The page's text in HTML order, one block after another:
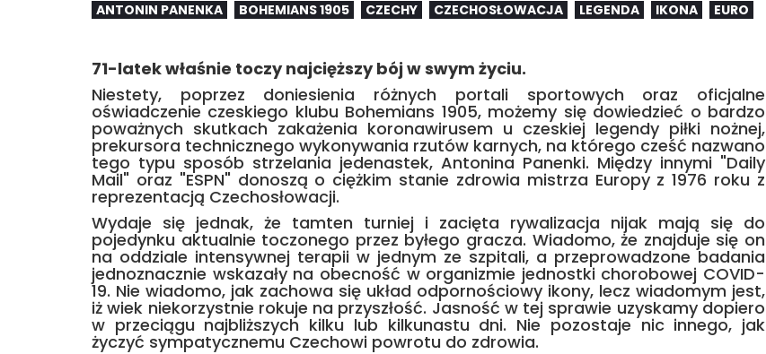
ANTONIN PANENKA BOHEMIANS 1905 CZECHY CZECHOSŁOWACJA LEGENDA IKONA EURO
71-latek właśnie toczy najcięższy bój w swym życiu.
Niestety, poprzez doniesienia różnych portali sportowych oraz oficjalne
oświadczenie czeskiego klubu Bohemians 1905, możemy się dowiedzieć o bardzo
poważnych skutkach zakażenia koronawirusem u czeskiej legendy piłki nożnej,
prekursora technicznego wykonywania rzutów karnych, na którego cześć nazwano
tego typu sposób strzelania jedenastek, Antonina Panenki. Między innymi "Daily
Mail" oraz "ESPN" donoszą o ciężkim stanie zdrowia mistrza Europy z 1976 roku z
reprezentacją Czechosłowacji.
Wydaje się jednak, że tamten turniej i zacięta rywalizacja nijak mają się do
pojedynku aktualnie toczonego przez byłego gracza. Wiadomo, że znajduje się on
na oddziale intensywnej terapii w jednym ze szpitali, a przeprowadzone badania
jednoznacznie wskazały na obecność w organizmie jednostki chorobowej COVID-
19. Nie wiadomo, jak zachowa się układ odpornościowy ikony, lecz wiadomym jest,
iż wiek niekorzystnie rokuje na przyszłość. Jasność w tej sprawie uzyskamy dopiero
w przeciągu najbliższych kilku lub kilkunastu dni. Nie pozostaje nic innego, jak
życzyć sympatycznemu Czechowi powrotu do zdrowia.